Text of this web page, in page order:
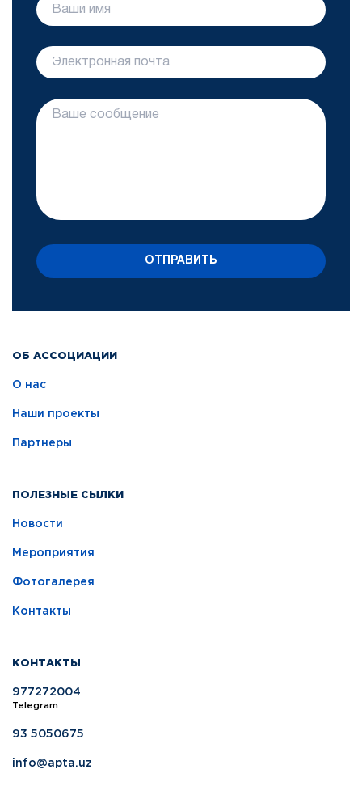
ОБ АССОЦИАЦИИ
О нас
Наши проекты
Партнеры
ПОЛЕЗНЫЕ СЫЛКИ
Новости
Мероприятия
Фотогалерея
Контакты
КОНТАКТЫ
977272004
Telegram
93 5050675
info@apta.uz
ОТПРАВИТЬ